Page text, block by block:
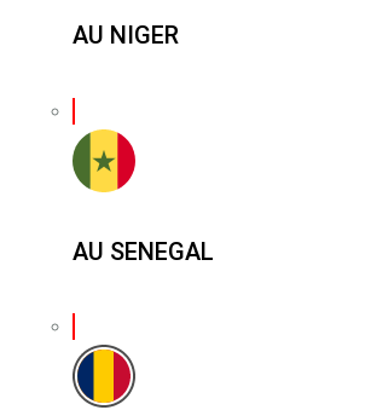
AU NIGER
AU SENEGAL